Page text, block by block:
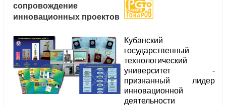
сопровождение
инновационных проектов
Кубанский
государственный
технологический
университет -
признанный лидер
инновационной
деятельности